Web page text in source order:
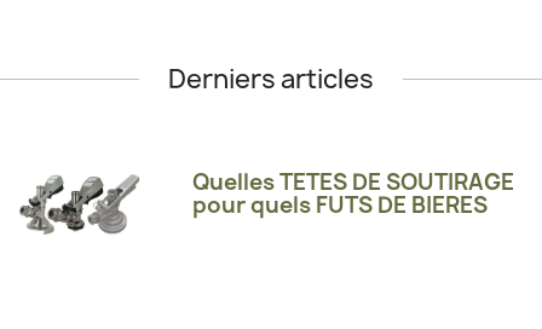
Derniers articles
Quelles TETES DE SOUTIRAGE
pour quels FUTS DE BIERES